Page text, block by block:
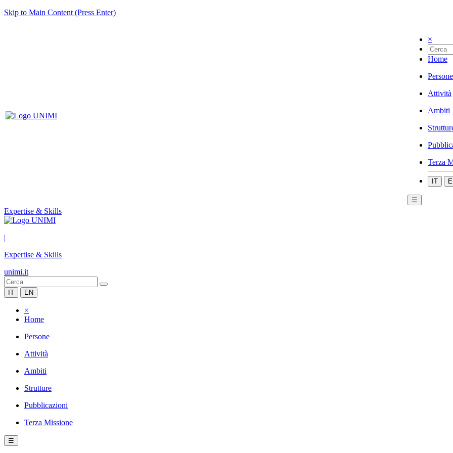
Skip to Main Content (Press Enter)
×
Home
Persone
Attività
Ambiti
Terza
IT
☰
Expertise & Skills
|
Expertise & Skills
unimi.it
IT EN
×
Home
Persone
Attività
Ambiti
Strutture
Pubblicazioni
Terza Missione
☰